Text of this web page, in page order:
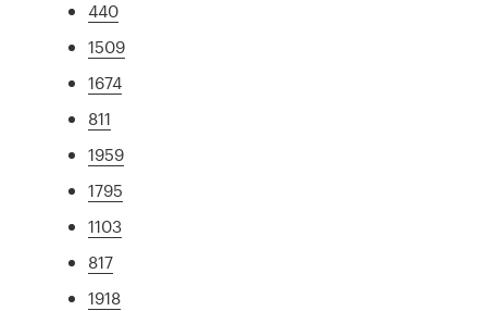
440
1509
1674
811
1959
1795
1103
817
1918